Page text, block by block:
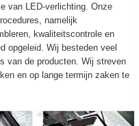
van LED-verlichting. Onze
namelijk
kwaliteitscontrole en
opgeleid. Wij besteden veel
van de producten. Wij streven
en op lange termijn zaken te